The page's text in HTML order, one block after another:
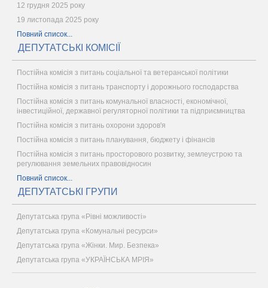
12 грудня 2025 року
19 листопада 2025 року
Повний список...
ДЕПУТАТСЬКІ КОМІСІЇ
Постійна комісія з питань соціальної та ветеранської політики
Постійна комісія з питань транспорту і дорожнього господарства
Постійна комісія з питань комунальної власності, економічної,
інвестиційної, державної регуляторної політики та підприємництва
Постійна комісія з питань охорони здоров'я
Постійна комісія з питань планування, бюджету і фінансів
Постійна комісія з питань просторового розвитку, землеустрою та
регулювання земельних правовідносин
Повний список...
ДЕПУТАТСЬКІ ГРУПИ
Депутатська група «Рівні можливості»
Депутатська група «Комунальні ресурси»
Депутатська група «Жінки. Мир. Безпека»
Депутатська група «УКРАЇНСЬКА МРІЯ»